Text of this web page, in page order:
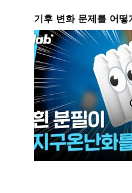
기후 변화 문제를 어